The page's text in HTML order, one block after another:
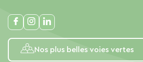
Nos plus belles voies vertes